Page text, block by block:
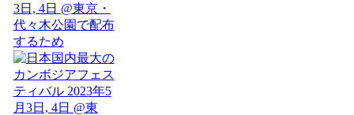
3日, 4日 @東京・
代々木公園で配布
するため